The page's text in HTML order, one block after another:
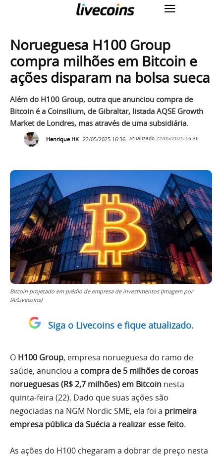
Norueguesa H100 Group
compra milhões em Bitcoin e
ações disparam na bolsa sueca
Além do H100 Group, outra que anunciou compra de
Bitcoin é a Coinsilium, de Gibraltar, listada AQSE Growth
Market de Londres, mas através de uma subsidiária.
Henrique HK 22/05/2025 16:36 Atualizado 22/05/2025 16:36
Bitcoin projetado em prédio de empresa de investimentos (Imagem por
IA/Livecoins)
Siga o Livecoins e fique atualizado.
O H100 Group, empresa norueguesa do ramo de
saúde, anunciou a compra de 5 milhões de coroas
norueguesas (R$ 2,7 milhões) em Bitcoin nesta
quinta-feira (22). Dado que suas ações são
negociadas na NGM Nordic SME, ela foi a primeira
empresa pública da Suécia a realizar esse feito.
As ações do H100 chegaram a dobrar de preço nesta